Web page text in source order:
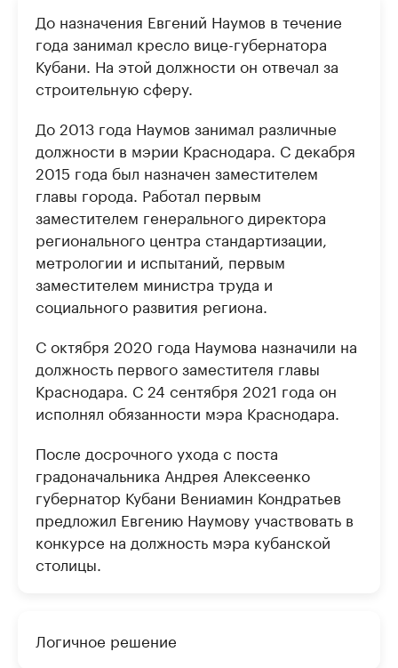
До назначения Евгений Наумов в течение
года занимал кресло вице-губернатора
Кубани. На этой должности он отвечал за
строительную сферу.
До 2013 года Наумов занимал различные
должности в мэрии Краснодара. С декабря
2015 года был назначен заместителем
главы города. Работал первым
заместителем генерального директора
регионального центра стандартизации,
метрологии и испытаний, первым
заместителем министра труда и
социального развития региона.
С октября 2020 года Наумова назначили на
должность первого заместителя главы
Краснодара. С 24 сентября 2021 года он
исполнял обязанности мэра Краснодара.
После досрочного ухода с поста
градоначальника Андрея Алексеенко
губернатор Кубани Вениамин Кондратьев
предложил Евгению Наумову участвовать в
конкурсе на должность мэра кубанской
столицы.
Логичное решение